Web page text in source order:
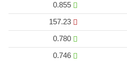
0.855
157.23
0.780
0.746